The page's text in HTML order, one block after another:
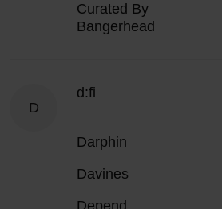
Curated By
Bangerhead
D
d:fi
Darphin
Davines
Depend